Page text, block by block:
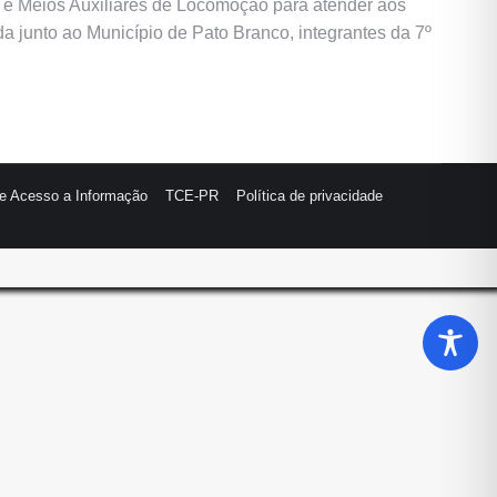
Meios Auxiliares de Locomoção para atender aos
junto ao Município de Pato Branco, integrantes da 7º
Acesso a Informação TCE-PR
Política de privacidade